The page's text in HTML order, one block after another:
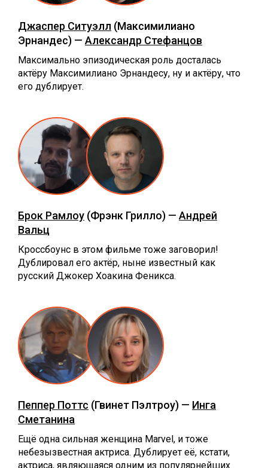
Джаспер Ситуэлл (Максимилиано
Эрнандес) — Александр Стефанцов
Максимально эпизодическая роль досталась
актёру Максимилиано Эрнандесу, ну и актёру, что
его дублирует.
Брок Рамлоу (Фрэнк Грилло) — Андрей
Вальц
Кроссбоунс в этом фильме тоже заговорил!
Дублировал его актёр, ныне известный как
русский Джокер Хоакина Феникса.
Пеппер Поттс (Гвинет Пэлтроу) — Инга
Сметанина
Ещё одна сильная женщина Marvel, и тоже
небезызвестная актриса. Дублирует её, кстати,
актриса, являющаяся одним из популярнейших